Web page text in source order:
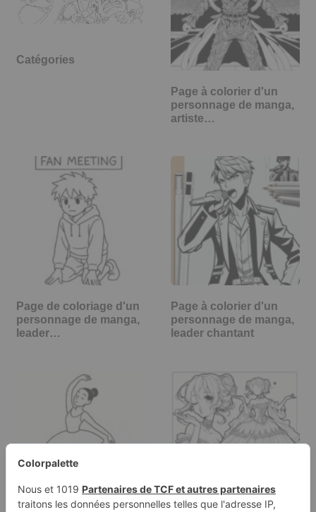
Catégories
Page à colorier d'un
personnage de manga,
artiste…
Page de coloriage d'un
personnage de manga,
leader…
Page à colorier d'un
personnage de manga,
leader chantant